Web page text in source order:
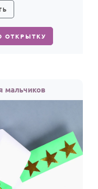
ОТКРЫТКУ
мальчиков